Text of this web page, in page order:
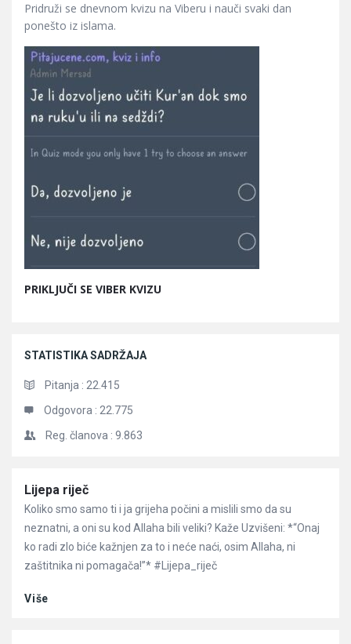
Pridruži se dnevnom kvizu na Viberu i nauči svaki dan
ponešto iz islama.
PRIKLJUČI SE VIBER KVIZU
STATISTIKA SADRŽAJA
Pitanja : 22.415
Odgovora : 22.775
Reg. članova : 9.863
Članci
Lijepa riječ
Koliko smo samo ti i ja grijeha počini a mislili smo da su
neznatni, a oni su kod Allaha bili veliki? Kaže Uzvišeni: *“Onaj
ko radi zlo biće kažnjen za to i neće naći, osim Allaha, ni
zaštitnika ni pomagača!”* #Lijepa_riječ
Više